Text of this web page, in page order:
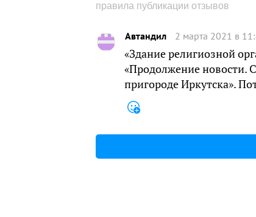
правила публикации отзывов
Автандил 2 марта 2021 в
«Здание религиозной
«Продолжение новости.
пригороде Иркутска».